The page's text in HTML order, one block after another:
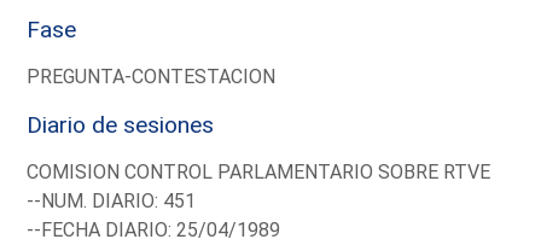
Fase
PREGUNTA-CONTESTACION
Diario de sesiones
COMISION CONTROL PARLAMENTARIO SOBRE RTVE
--NUM. DIARIO: 451
--FECHA DIARIO: 25/04/1989